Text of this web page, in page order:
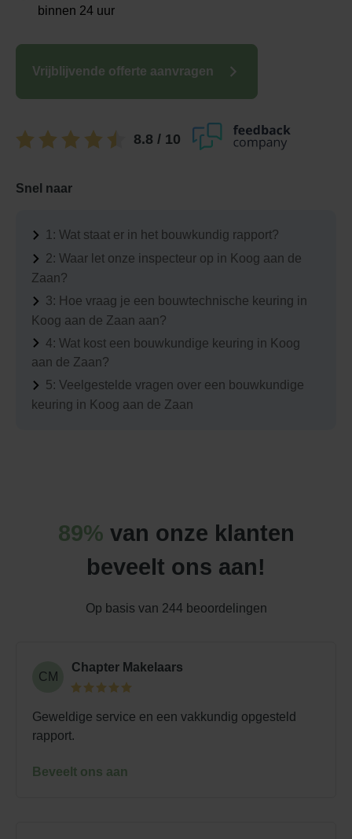
binnen 24 uur
Vrijblijvende offerte aanvragen
8.8 / 10
Snel naar
1: Wat staat er in het bouwkundig rapport?
2: Waar let onze inspecteur op in Koog aan de
Zaan?
3: Hoe vraag je een bouwtechnische keuring in
Koog aan de Zaan aan?
4: Wat kost een bouwkundige keuring in Koog
aan de Zaan?
5: Veelgestelde vragen over een bouwkundige
keuring in Koog aan de Zaan
89% van onze klanten
beveelt ons aan!
Op basis van 244 beoordelingen
CM
Chapter Makelaars
Geweldige service en een vakkundig opgesteld
rapport.
Beveelt ons aan